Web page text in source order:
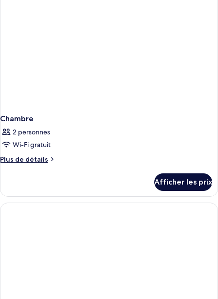
Chambre
2 personnes
Wi-Fi gratuit
Plus de détails
Plus
Chambre
Afficher les prix